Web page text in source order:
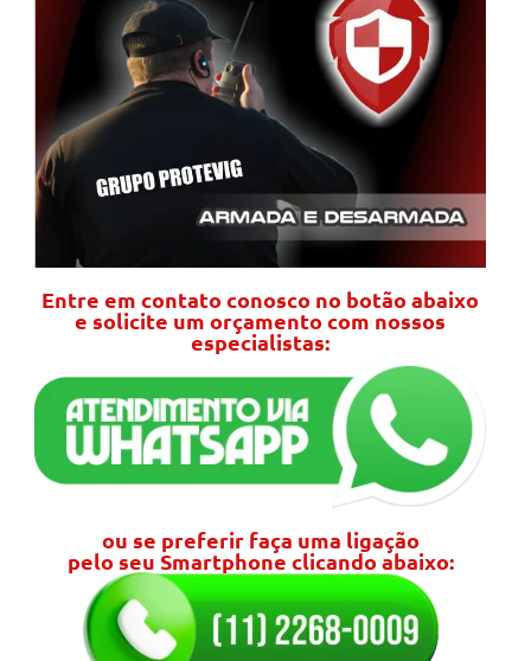
Entre em contato conosco no botão abaixo
e solicite um orçamento com nossos
especialistas:
ou se preferir faça uma ligação
pelo seu Smartphone clicando abaixo: